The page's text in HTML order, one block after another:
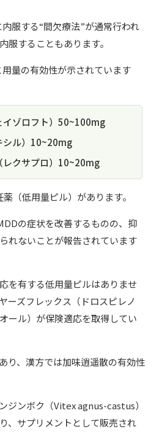
服する“間欠療法”が通常行われ
服することもあります。
量の有効性が示されています
イゾロフト）50~100mg
ル） 10~20mg
クサプロ） 10~20mg
（低用量ピル）があります。
の症状を改善するものの、抑
れないことが報告されています
を有する低用量ピルはありませ
ーズフレックス（ドロスピレノ
ール）が保険適応を取得してい
り、漢方では加味逍遥散の有効性
ジンボク（Vitex agnus-castus）
、サプリメントとして販売され